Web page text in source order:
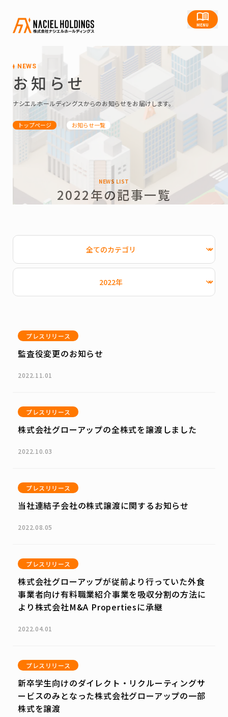
MENU
NEWS
お知らせ
ナシエルホールディングスからのお知らせをお届けします。
トップページ お知らせ一覧
NEWS LIST
2022年の記事一覧
プレスリリース
監査役変更のお知らせ
2022.11.01
プレスリリース
株式会社グローアップの全株式を譲渡しました
2022.10.03
プレスリリース
当社連結子会社の株式譲渡に関するお知らせ
2022.08.05
プレスリリース
株式会社グローアップが従前より行っていた外食
事業者向け有料職業紹介事業を吸収分割の方法に
より株式会社M&A Propertiesに承継
2022.04.01
プレスリリース
新卒学生向けのダイレクト・リクルーティングサ
ービスのみとなった株式会社グローアップの一部
株式を譲渡